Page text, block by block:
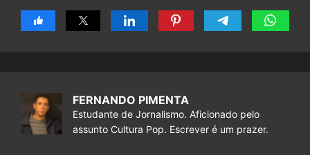
FERNANDO PIMENTA
Estudante de Jornalismo. Aficionado pelo
assunto Cultura Pop. Escrever é um prazer.